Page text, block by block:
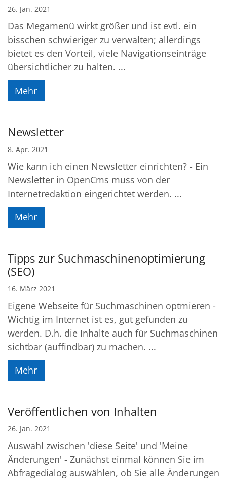
26. Jan. 2021
Das Megamenü wirkt größer und ist evtl. ein
bisschen schwieriger zu verwalten; allerdings
bietet es den Vorteil, viele Navigationseinträge
übersichtlicher zu halten. ...
Mehr
Newsletter
8. Apr. 2021
Wie kann ich einen Newsletter einrichten? - Ein
Newsletter in OpenCms muss von der
Internetredaktion eingerichtet werden. ...
Mehr
Tipps zur Suchmaschinenoptimierung
(SEO)
16. März 2021
Eigene Webseite für Suchmaschinen optmieren -
Wichtig im Internet ist es, gut gefunden zu
werden. D.h. die Inhalte auch für Suchmaschinen
sichtbar (auffindbar) zu machen. ...
Mehr
Veröffentlichen von Inhalten
26. Jan. 2021
Auswahl zwischen 'diese Seite' und 'Meine
Änderungen' - Zunächst einmal können Sie im
Abfragedialog auswählen, ob Sie alle Änderungen